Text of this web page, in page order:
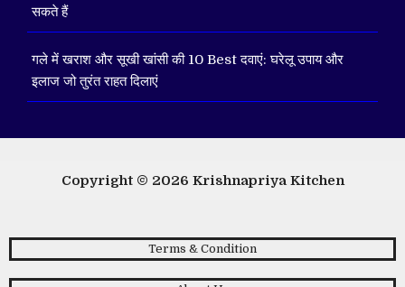
सकते हैं
गले में खराश और सूखी खांसी की 10 Best दवाएं: घरेलू उपाय और
इलाज जो तुरंत राहत दिलाएं
Copyright © 2026 Krishnapriya Kitchen
Terms & Condition